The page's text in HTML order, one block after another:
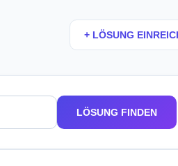
+ LÖSUNG
LÖSUNG FINDEN